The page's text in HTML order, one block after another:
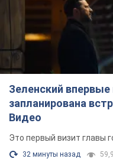
Зеленский
запланирована
Видео
Это первый визит главы
32 минуты назад